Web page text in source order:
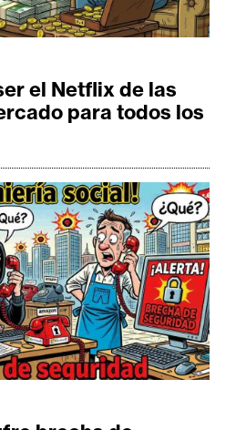
el Netflix de las
para todos los